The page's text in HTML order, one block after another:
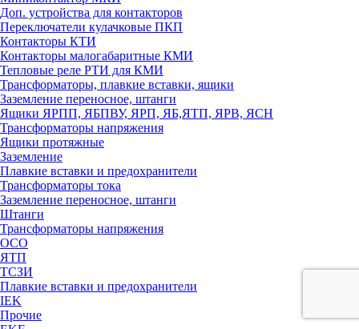
Доп. устройства для контакторов
Переключатели кулачковые ПКП
Контакторы КТИ
Контакторы малогабаритные КМИ
Тепловые реле РTИ для КМИ
Трансформаторы, плавкие вставки, ящики
Заземление переносное, штанги
Ящики ЯРПП, ЯБПВУ, ЯРП, ЯБ,ЯТП, ЯРВ, ЯСН
Трансформаторы напряжения
Ящики протяжные
Заземление
Плавкие вставки и предохранители
Трансформаторы тока
Заземление переносное, штанги
Штанги
Трансформаторы напряжения
ОСО
ЯТП
ТСЗИ
Плавкие вставки и предохранители
IEK
Прочие